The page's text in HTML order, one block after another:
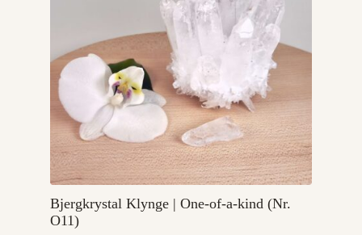
Bjergkrystal Klynge | One-of-a-kind (Nr.
O11)